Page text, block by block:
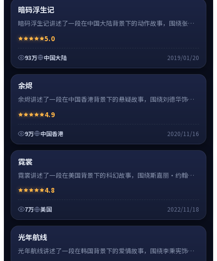
超清4K
暗码浮生记
暗码浮生记讲述了一段在中国大陆背景下的动作故事，围绕张译
凑、情绪克制。
5.0
93万 中国大陆 2019/01/20
超清4K
余烬
余烬讲述了一段在中国香港背景下的悬疑故事，围绕刘德华饰演
绪克制。 4.9
9万 中国香港 2020/11/16
高清
霓裳
霓裳讲述了一段在美国背景下的科幻故事，围绕斯嘉丽·约翰逊
凑、情绪克制。
4.8
7万 美国 2022/11/18
超清4K
光年航线
光年航线讲述了一段在韩国背景下的爱情故事，围绕李秉宪饰演